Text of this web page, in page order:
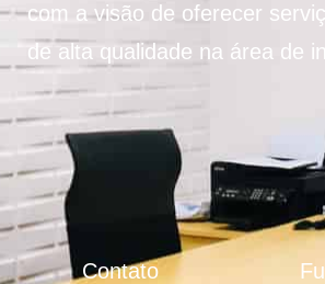
com a visão de oferecer
de alta qualidade na área de
Contato